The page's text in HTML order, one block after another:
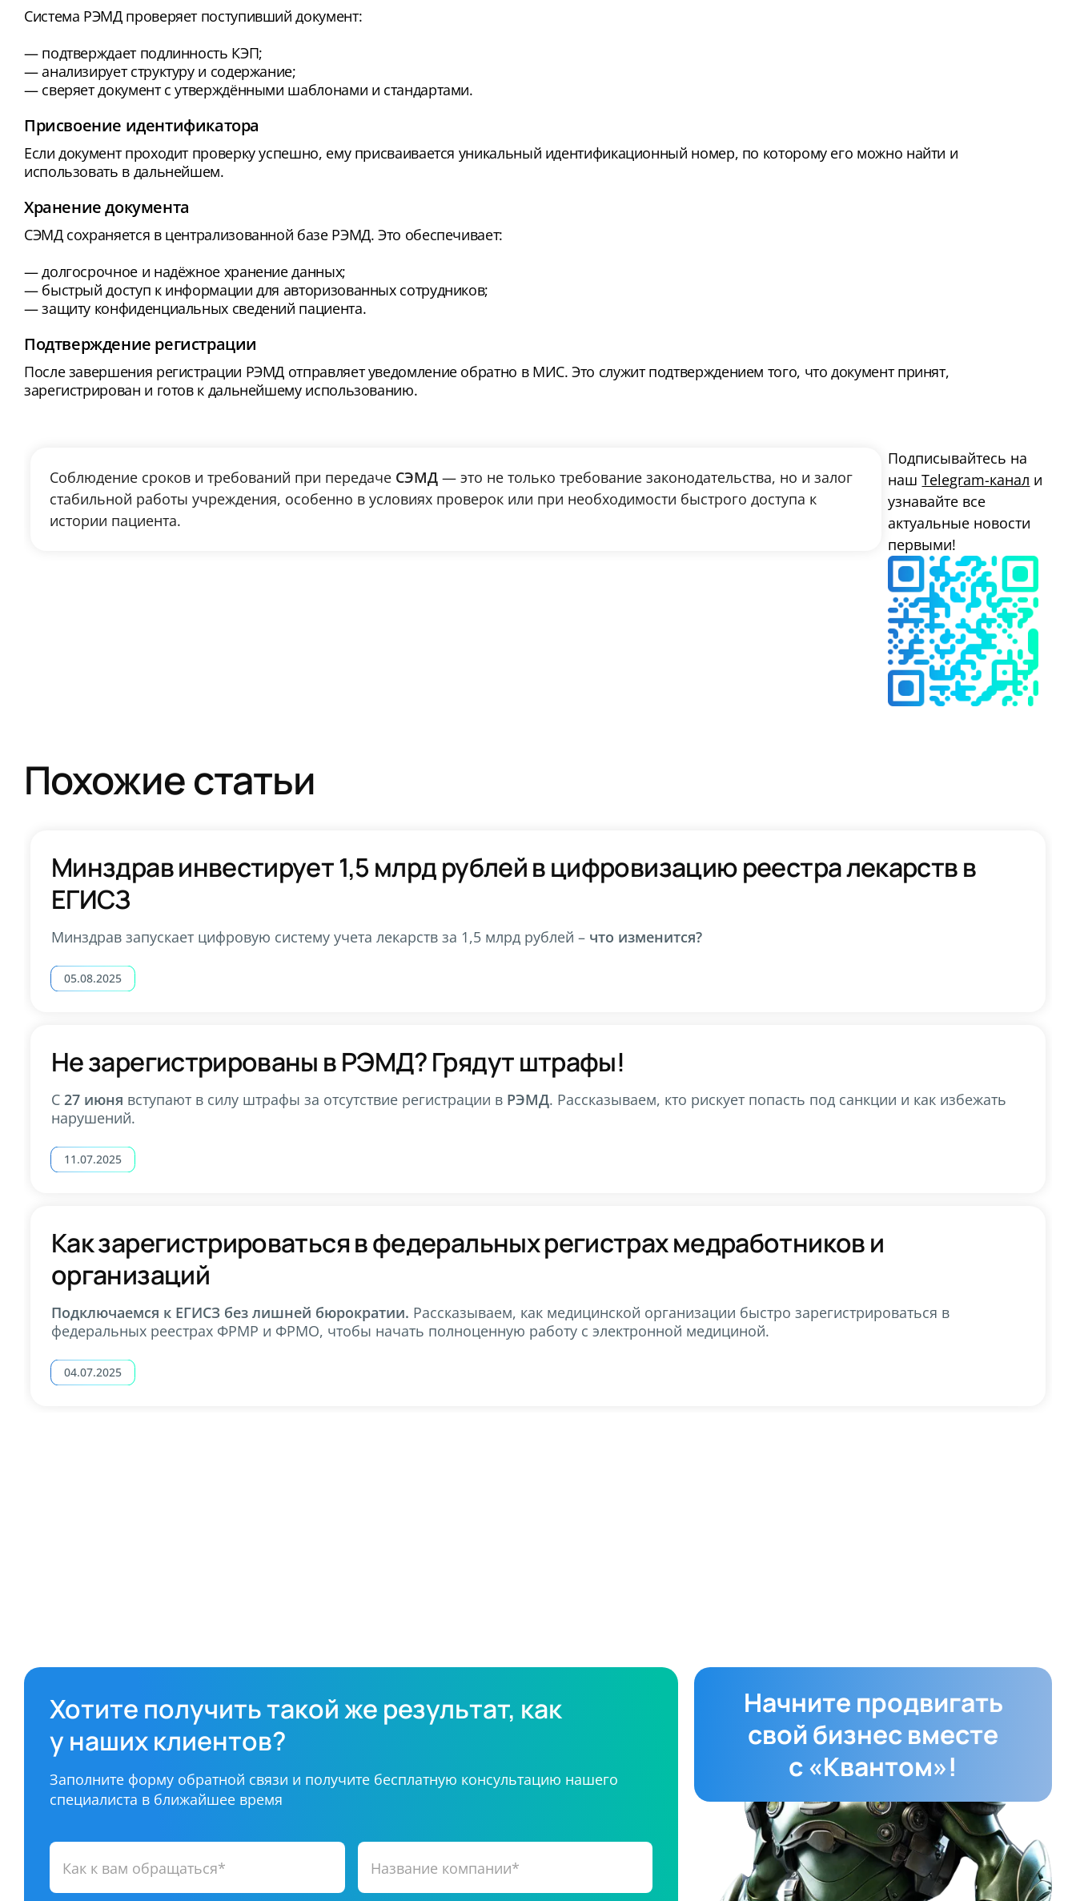
Система РЭМД проверяет поступивший документ:
— подтверждает подлинность КЭП;
— анализирует структуру и содержание;
— сверяет документ с утверждёнными шаблонами и стандартами.
Присвоение идентификатора
Если документ проходит проверку успешно, ему присваивается уникальный идентификационный номер, по которому его можно найти и
использовать в дальнейшем.
Хранение документа
СЭМД сохраняется в централизованной базе РЭМД. Это обеспечивает:
— долгосрочное и надёжное хранение данных;
— быстрый доступ к информации для авторизованных сотрудников;
— защиту конфиденциальных сведений пациента.
Подтверждение регистрации
После завершения регистрации РЭМД отправляет уведомление обратно в МИС. Это служит подтверждением того, что документ принят,
зарегистрирован и готов к дальнейшему использованию.
Соблюдение сроков и требований при передаче СЭМД — это не только требование законодательства, но и залог
стабильной работы учреждения, особенно в условиях проверок или при необходимости быстрого доступа к
истории пациента.
Подписывайтесь на
нашTelegram-канал и
узнавайте все
актуальные новости
первыми!
Похожие статьи
Минздрав инвестирует 1,5 млрд рублей в цифровизацию реестра лекарств в
ЕГИСЗ
Минздрав запускает цифровую систему учета лекарств за 1,5 млрд рублей – что изменится?
05.08.2025
Не зарегистрированы в РЭМД? Грядут штрафы!
С 27 июня вступают в силу штрафы за отсутствие регистрации в РЭМД. Рассказываем, кто рискует попасть под санкции и как избежать
нарушений.
11.07.2025
Как зарегистрироваться в федеральных регистрах медработников и
организаций
Подключаемся к ЕГИСЗ без лишней бюрократии. Рассказываем, как медицинской организации быстро зарегистрироваться в
федеральных реестрах ФРМР и ФРМО, чтобы начать полноценную работу с электронной медициной.
04.07.2025
Хотите получить такой же результат, как
у наших клиентов?
Заполните форму обратной связи и получите бесплатную консультацию нашего
специалиста в ближайшее время
Как к вам обращаться* Название компании*
Начните продвигать
свой бизнес вместе
с «Квантом»!